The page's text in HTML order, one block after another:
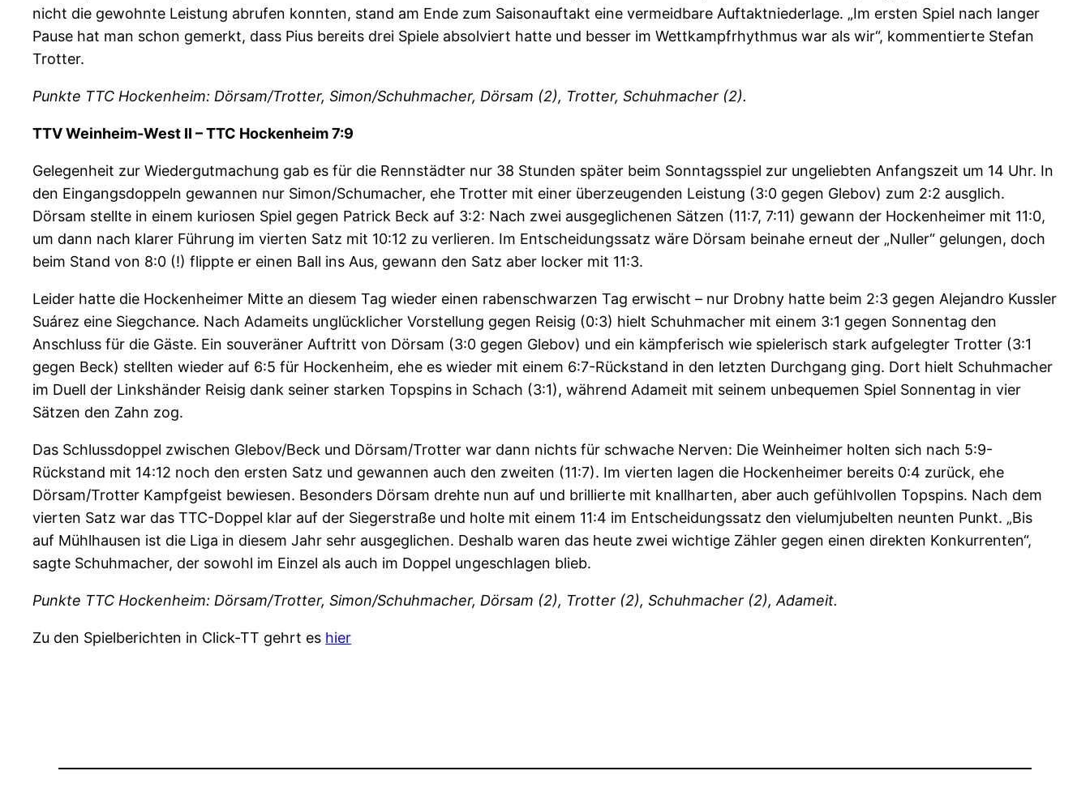
nicht die gewohnte Leistung abrufen konnten, stand am Ende zum Saisonauftakt eine vermeidbare Auftaktniederlage. „Im ersten Spiel nach langer
Pause hat man schon gemerkt, dass Pius bereits drei Spiele absolviert hatte und besser im Wettkampfrhythmus war als wir“, kommentierte Stefan
Trotter.
Punkte TTC Hockenheim: Dörsam/Trotter, Simon/Schuhmacher, Dörsam (2), Trotter, Schuhmacher (2).
TTV Weinheim-West II – TTC Hockenheim 7:9
Gelegenheit zur Wiedergutmachung gab es für die Rennstädter nur 38 Stunden später beim Sonntagsspiel zur ungeliebten Anfangszeit um 14 Uhr. In
den Eingangsdoppeln gewannen nur Simon/Schumacher, ehe Trotter mit einer überzeugenden Leistung (3:0 gegen Glebov) zum 2:2 ausglich.
Dörsam stellte in einem kuriosen Spiel gegen Patrick Beck auf 3:2: Nach zwei ausgeglichenen Sätzen (11:7, 7:11) gewann der Hockenheimer mit 11:0,
um dann nach klarer Führung im vierten Satz mit 10:12 zu verlieren. Im Entscheidungssatz wäre Dörsam beinahe erneut der „Nuller“ gelungen, doch
beim Stand von 8:0 (!) flippte er einen Ball ins Aus, gewann den Satz aber locker mit 11:3.
Leider hatte die Hockenheimer Mitte an diesem Tag wieder einen rabenschwarzen Tag erwischt – nur Drobny hatte beim 2:3 gegen Alejandro Kussler
Suárez eine Siegchance. Nach Adameits unglücklicher Vorstellung gegen Reisig (0:3) hielt Schuhmacher mit einem 3:1 gegen Sonnentag den
Anschluss für die Gäste. Ein souveräner Auftritt von Dörsam (3:0 gegen Glebov) und ein kämpferisch wie spielerisch stark aufgelegter Trotter (3:1
gegen Beck) stellten wieder auf 6:5 für Hockenheim, ehe es wieder mit einem 6:7-Rückstand in den letzten Durchgang ging. Dort hielt Schuhmacher
im Duell der Linkshänder Reisig dank seiner starken Topspins in Schach (3:1), während Adameit mit seinem unbequemen Spiel Sonnentag in vier
Sätzen den Zahn zog.
Das Schlussdoppel zwischen Glebov/Beck und Dörsam/Trotter war dann nichts für schwache Nerven: Die Weinheimer holten sich nach 5:9-
Rückstand mit 14:12 noch den ersten Satz und gewannen auch den zweiten (11:7). Im vierten lagen die Hockenheimer bereits 0:4 zurück, ehe
Dörsam/Trotter Kampfgeist bewiesen. Besonders Dörsam drehte nun auf und brillierte mit knallharten, aber auch gefühlvollen Topspins. Nach dem
vierten Satz war das TTC-Doppel klar auf der Siegerstraße und holte mit einem 11:4 im Entscheidungssatz den vielumjubelten neunten Punkt. „Bis
auf Mühlhausen ist die Liga in diesem Jahr sehr ausgeglichen. Deshalb waren das heute zwei wichtige Zähler gegen einen direkten Konkurrenten“,
sagte Schuhmacher, der sowohl im Einzel als auch im Doppel ungeschlagen blieb.
Punkte TTC Hockenheim: Dörsam/Trotter, Simon/Schuhmacher, Dörsam (2), Trotter (2), Schuhmacher (2), Adameit.
Zu den Spielberichten in Click-TT gehrt es hier